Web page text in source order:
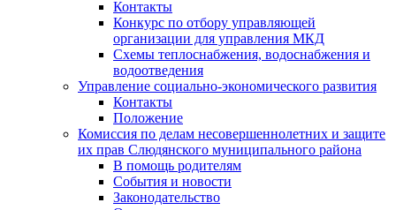
Контакты
Конкурс по отбору управляющей
организации для управления МКД
Схемы теплоснабжения, водоснабжения и
водоотведения
Управление социально-экономического развития
Контакты
Положение
Комиссия по делам несовершеннолетних и защите
их прав Слюдянского муниципального района
В помощь родителям
События и новости
Законодательство